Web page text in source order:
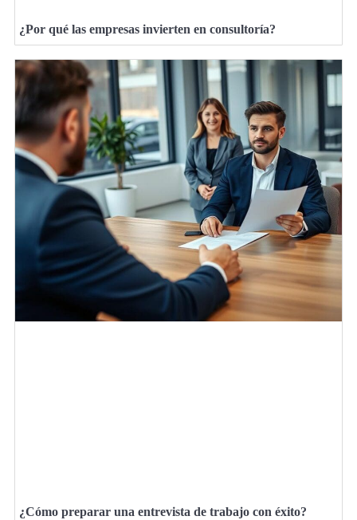
¿Por qué las empresas invierten en consultoría?
¿Cómo preparar una entrevista de trabajo con éxito?